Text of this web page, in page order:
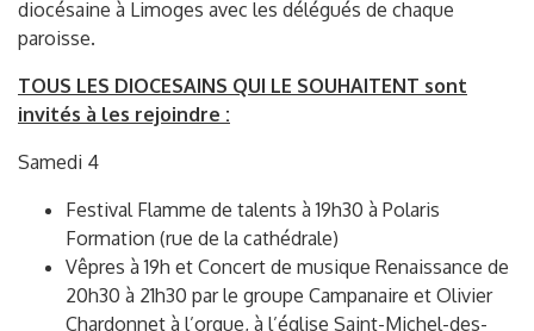
diocésaine à Limoges avec les délégués de chaque
paroisse.
TOUS LES DIOCESAINS QUI LE SOUHAITENT sont
invités à les rejoindre :
Samedi 4
Festival Flamme de talents à 19h30 à Polaris
Formation (rue de la cathédrale)
Vêpres à 19h et Concert de musique Renaissance de
20h30 à 21h30 par le groupe Campanaire et Olivier
Chardonnet à l’orgue, à l’église Saint-Michel-des-